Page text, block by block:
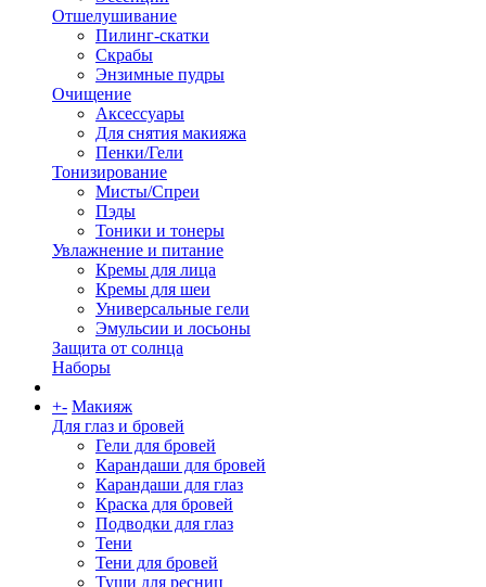
Отшелушивание
Пилинг-скатки
Скрабы
Энзимные пудры
Очищение
Аксессуары
Для снятия макияжа
Пенки/Гели
Тонизирование
Мисты/Спреи
Пэды
Тоники и тонеры
Увлажнение и питание
Кремы для лица
Кремы для шеи
Универсальные гели
Эмульсии и лосьоны
Защита от солнца
Наборы
+- Макияж
Для глаз и бровей
Гели для бровей
Карандаши для бровей
Карандаши для глаз
Краска для бровей
Подводки для глаз
Тени
Тени для бровей
Туши для ресниц